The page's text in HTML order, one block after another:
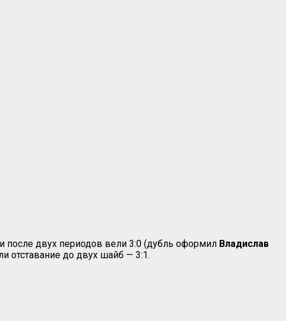
двух периодов вели 3:0 (дубль оформил Владислав
отставание до двух шайб — 3:1.